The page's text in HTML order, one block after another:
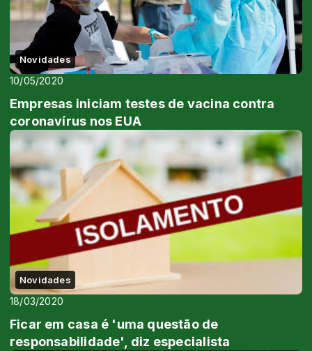
Novidades
10/05/2020
Empresas iniciam testes de vacina contra
coronavírus nos EUA
Novidades
18/03/2020
Ficar em casa é 'uma questão de
responsabilidade', diz especialista